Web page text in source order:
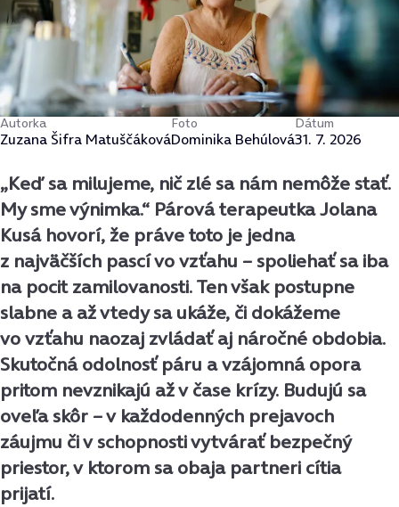
Autorka
Zuzana Šifra Matuščáková
Foto
Dominika Behúlová
Dátum
31. 7. 2026
„Keď sa milujeme, nič zlé sa nám nemôže stať.
My sme výnimka.“ Párová terapeutka Jolana
Kusá hovorí, že práve toto je jedna
z najväčších pascí vo vzťahu – spoliehať sa iba
na pocit zamilovanosti. Ten však postupne
slabne a až vtedy sa ukáže, či dokážeme
vo vzťahu naozaj zvládať aj náročné obdobia.
Skutočná odolnosť páru a vzájomná opora
pritom nevznikajú až v čase krízy. Budujú sa
oveľa skôr – v každodenných prejavoch
záujmu či v schopnosti vytvárať bezpečný
priestor, v ktorom sa obaja partneri cítia
prijatí.